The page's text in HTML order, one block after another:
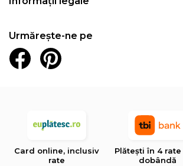
Urmărește-ne pe
Card online, inclusiv
rate
Plătești în 4 rate
dobândă